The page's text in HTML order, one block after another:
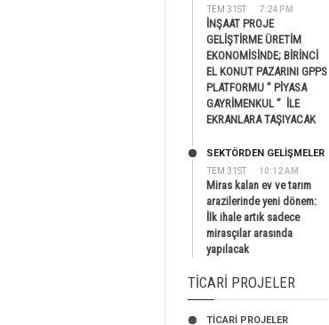
TEM 31ST 7:24 PM
İNŞAAT PROJE
GELİŞTİRME ÜRETİM
EKONOMİSİNDE; BİRİNCİ
EL KONUT PAZARINI GPPS
PLATFORMU ” PİYASA
GAYRİMENKUL ” İLE
EKRANLARA TAŞIYACAK
TEM 31ST 10:12 AM
SEKTÖRDEN GELIŞMELER
Miras kalan ev ve tarım
arazilerinde yeni dönem:
İlk ihale artık sadece
mirasçılar arasında
yapılacak
TICARI PROJELER
TİCARİ PROJELER